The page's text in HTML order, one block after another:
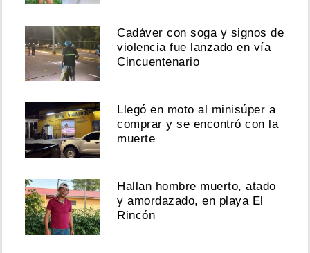
Cadáver con soga y signos de
violencia fue lanzado en vía
Cincuentenario
Llegó en moto al minisúper a
comprar y se encontró con la
muerte
Hallan hombre muerto, atado
y amordazado, en playa El
Rincón